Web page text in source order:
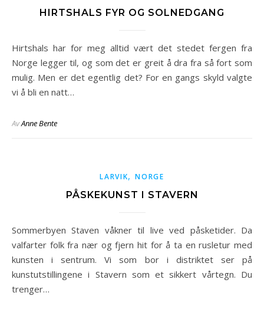
HIRTSHALS FYR OG SOLNEDGANG
Hirtshals har for meg alltid vært det stedet fergen fra
Norge legger til, og som det er greit å dra fra så fort som
mulig. Men er det egentlig det? For en gangs skyld valgte
vi å bli en natt…
AvAnne Bente
LARVIK,NORGE
PÅSKEKUNST I STAVERN
Sommerbyen Staven våkner til live ved påsketider. Da
valfarter folk fra nær og fjern hit for å ta en rusletur med
kunsten i sentrum. Vi som bor i distriktet ser på
kunstutstillingene i Stavern som et sikkert vårtegn. Du
trenger…